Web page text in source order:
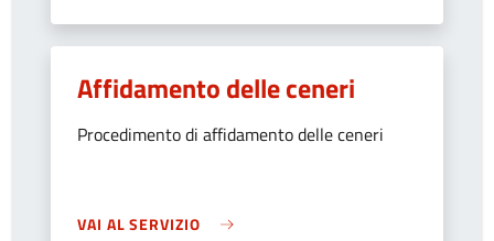
Affidamento delle ceneri
Procedimento di affidamento delle ceneri
VAI AL SERVIZIO